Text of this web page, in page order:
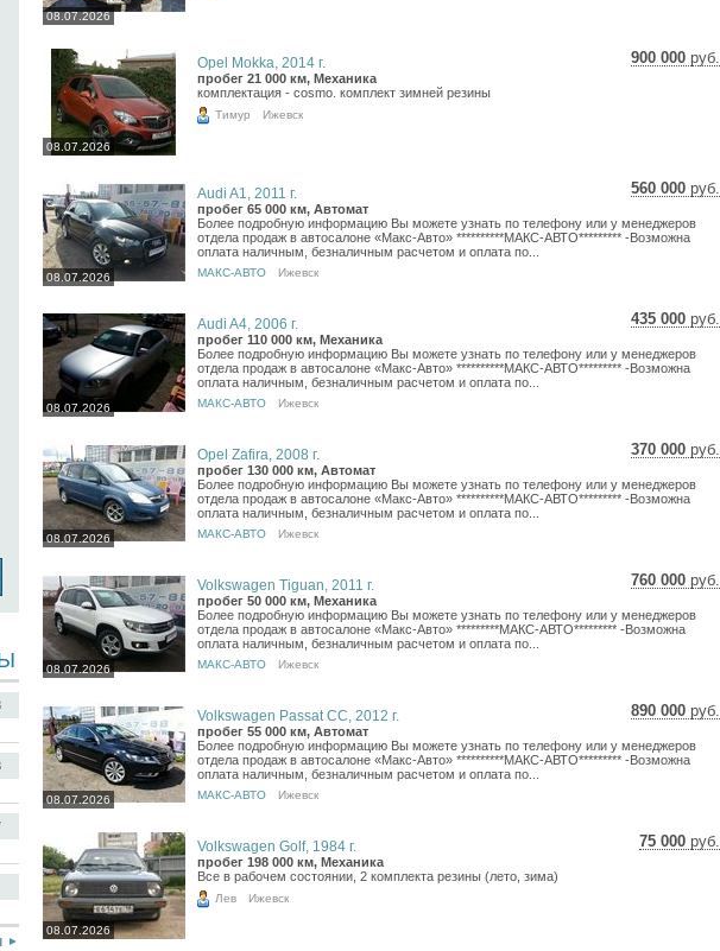
08.07.2026
08.07.2026
900 000 руб.
Opel Mokka, 2014 г.
пробег 21 000 км, Механика
комплектация - cosmo. комплект зимней резины
Тимур Ижевск
08.07.2026
560 000 руб.
8 190 €
Audi A1, 2011 г.
пробег 65 000 км, Автомат
Более подробную информацию Вы можете узнать по телефону или у менеджеров
отдела продаж в автосалоне «Макс-Авто» **********МАКС-АВТО********* -Возможна
оплата наличным, безналичным расчетом и оплата по...
МАКС-АВТО Ижевск
08.07.2026
435 000 руб.
6 362 €
Audi A4, 2006 г.
пробег 110 000 км, Механика
Более подробную информацию Вы можете узнать по телефону или у менеджеров
отдела продаж в автосалоне «Макс-Авто» **********МАКС-АВТО********* -Возможна
оплата наличным, безналичным расчетом и оплата по...
МАКС-АВТО Ижевск
08.07.2026
370 000 руб.
5 411 €
Opel Zafira, 2008 г.
пробег 130 000 км, Автомат
Более подробную информацию Вы можете узнать по телефону или у менеджеров
отдела продаж в автосалоне «Макс-Авто» **********МАКС-АВТО********* -Возможна
оплата наличным, безналичным расчетом и оплата по...
МАКС-АВТО Ижевск
08.07.2026
760 000 руб.
11 116 €
Volkswagen Tiguan, 2011 г.
пробег 50 000 км, Механика
Более подробную информацию Вы можете узнать по телефону или у менеджеров
отдела продаж в автосалоне «Макс-Авто» *********МАКС-АВТО********* -Возможна
оплата наличным, безналичным расчетом и оплата по...
МАКС-АВТО Ижевск
08.07.2026
890 000 руб.
13 017 €
Volkswagen Passat CC, 2012 г.
пробег 55 000 км, Автомат
Более подробную информацию Вы можете узнать по телефону или у менеджеров
отдела продаж в автосалоне «Макс-Авто» **********МАКС-АВТО********* -Возможна
оплата наличным, безналичным расчетом и оплата по...
МАКС-АВТО Ижевск
08.07.2026
75 000 руб.
Volkswagen Golf, 1984 г.
пробег 198 000 км, Механика
Все в рабочем состоянии, 2 комплекта резины (лето, зима)
Лев Ижевск